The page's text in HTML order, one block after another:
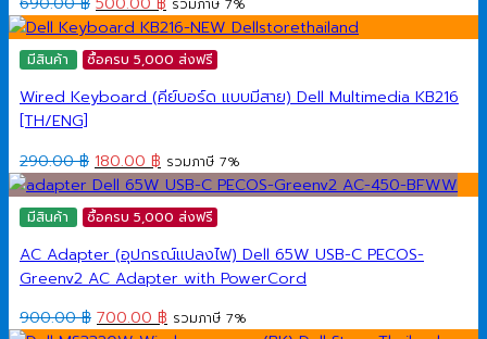
price
was:
690.00 ฿.
price
is:
500.00 ฿.
รวมภาษี 7%
มีสินค้า ซื้อครบ 5,000 ส่งฟรี
Wired Keyboard (คีย์บอร์ด แบบมีสาย) Dell Multimedia KB216
[TH/ENG]
290.00฿ Original
price
was:
290.00 ฿.
180.00 ฿ Current
price
is:
180.00 ฿.
รวมภาษี 7%
มีสินค้า ซื้อครบ 5,000 ส่งฟรี
AC Adapter (อุปกรณ์แปลงไฟ) Dell 65W USB-C PECOS-
Greenv2 AC Adapter with PowerCord
900.00฿ Original
700.00 ฿ Current
รวมภาษี 7%